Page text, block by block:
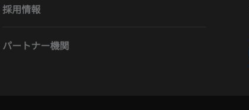
採用情報
パートナー機関